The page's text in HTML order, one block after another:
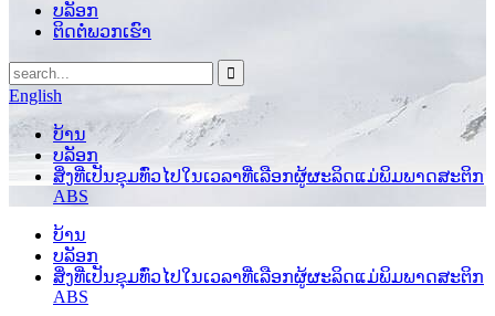
ບລັອກ
ຕິດຕໍ່ພວກເຮົາ
English
ບ້ານ
ບລັອກ
ສິ່ງທີ່ເປັນຂຸມທົ່ວໄປໃນເວລາທີ່ເລືອກຜູ້ຜະລິດແມ່ພິມພາດສະຕິກ
ABS
ບ້ານ
ບລັອກ
ສິ່ງທີ່ເປັນຂຸມທົ່ວໄປໃນເວລາທີ່ເລືອກຜູ້ຜະລິດແມ່ພິມພາດສະຕິກ
ABS